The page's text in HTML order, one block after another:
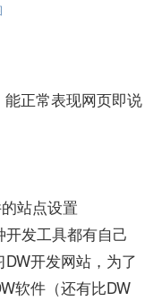
正常表现网页即说
站点设置
发工具都有自己
开发网站，为了
软件（还有比DW